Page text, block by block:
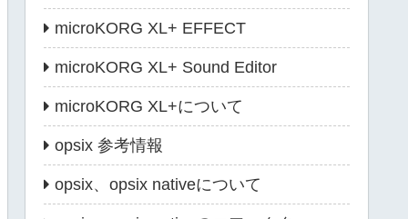
microKORG XL+ EFFECT
microKORG XL+ Sound Editor
microKORG XL+について
opsix 参考情報
opsix、opsix nativeについて